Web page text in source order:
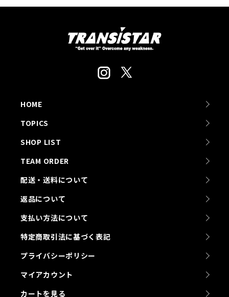
HOME
TOPICS
SHOP LIST
TEAM ORDER
配送・送料について
返品について
支払い方法について
特定商取引法に基づく表記
プライバシーポリシー
マイアカウント
カートを見る